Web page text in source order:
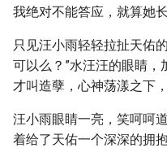
我绝对不能答应，就算她
只见汪小雨轻轻拉扯天佑
可以么？”水汪汪的眼睛
才叫造孽，心神荡漾之下
汪小雨眼睛一亮，笑呵呵
着给了天佑一个深深的拥